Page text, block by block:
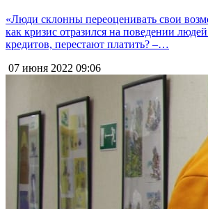
«Люди склонны переоценивать свои
как кризис отразился на поведении
кредитов, перестают платить? –…
07 июня 2022 09:06